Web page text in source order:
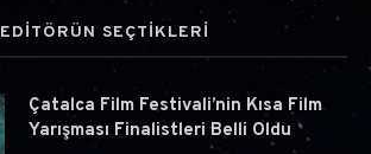
EDİTÖRÜN SEÇTİKLERİ
Çatalca Film Festivali’nin Kısa Film
Yarışması Finalistleri Belli Oldu